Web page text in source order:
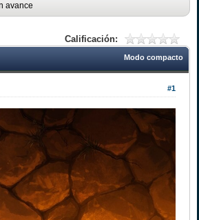
avance
Calificación:
Modo compacto
#1